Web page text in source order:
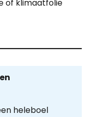
of klimaatfolie
heleboel